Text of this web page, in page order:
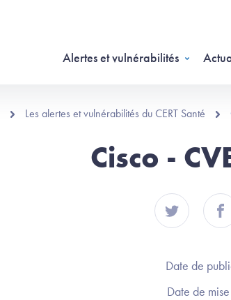
Alertes et vulnérabilités
Les alertes et vulnérabilités du CERT Santé
Cisco -
Date de
Date de